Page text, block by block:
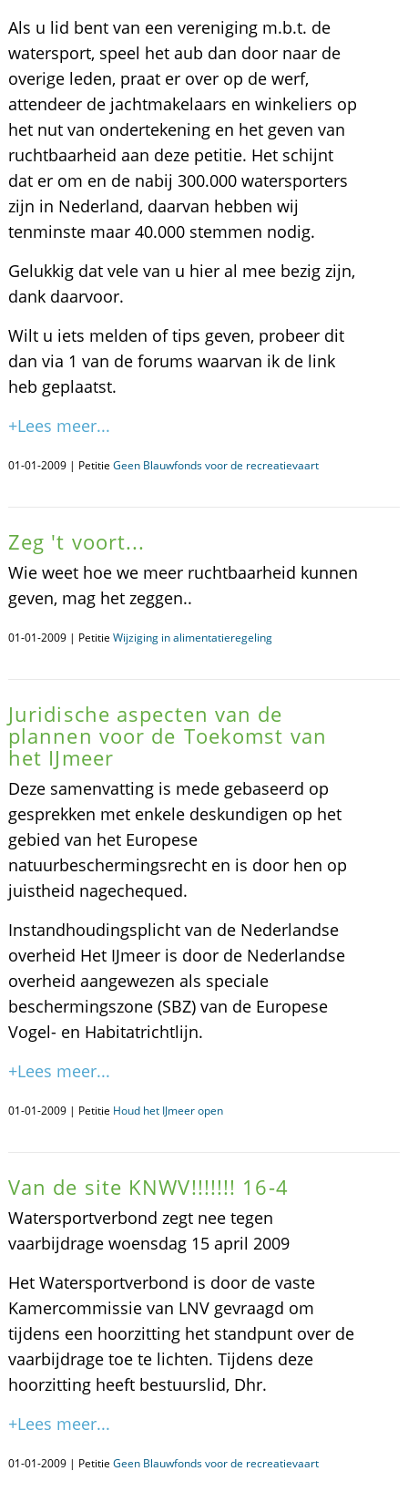
Als u lid bent van een vereniging m.b.t. de
watersport, speel het aub dan door naar de
overige leden, praat er over op de werf,
attendeer de jachtmakelaars en winkeliers op
het nut van ondertekening en het geven van
ruchtbaarheid aan deze petitie. Het schijnt
dat er om en de nabij 300.000 watersporters
zijn in Nederland, daarvan hebben wij
tenminste maar 40.000 stemmen nodig.
Gelukkig dat vele van u hier al mee bezig zijn,
dank daarvoor.
Wilt u iets melden of tips geven, probeer dit
dan via 1 van de forums waarvan ik de link
heb geplaatst.
+Lees meer...
01-01-2009 | Petitie Geen Blauwfonds voor de recreatievaart
Zeg 't voort...
Wie weet hoe we meer ruchtbaarheid kunnen
geven, mag het zeggen..
01-01-2009 | Petitie Wijziging in alimentatieregeling
Juridische aspecten van de
plannen voor de Toekomst van
het IJmeer
Deze samenvatting is mede gebaseerd op
gesprekken met enkele deskundigen op het
gebied van het Europese
natuurbeschermingsrecht en is door hen op
juistheid nagechequed.
Instandhoudingsplicht van de Nederlandse
overheid Het IJmeer is door de Nederlandse
overheid aangewezen als speciale
beschermingszone (SBZ) van de Europese
Vogel- en Habitatrichtlijn.
+Lees meer...
01-01-2009 | Petitie Houd het IJmeer open
Van de site KNWV!!!!!!! 16-4
Watersportverbond zegt nee tegen
vaarbijdrage woensdag 15 april 2009
Het Watersportverbond is door de vaste
Kamercommissie van LNV gevraagd om
tijdens een hoorzitting het standpunt over de
vaarbijdrage toe te lichten. Tijdens deze
hoorzitting heeft bestuurslid, Dhr.
+Lees meer...
01-01-2009 | Petitie Geen Blauwfonds voor de recreatievaart